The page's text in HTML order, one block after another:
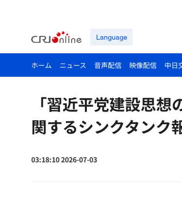
Language
ホーム ニュース 音声配信 映像配信 中日
「習近平党建設思
関するシンクタンク
03:18:10 2026-07-03